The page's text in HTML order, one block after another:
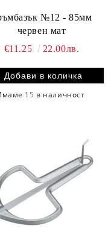
№12 - 85мм
червен мат
€11.25
22.00лв.
15 в наличност